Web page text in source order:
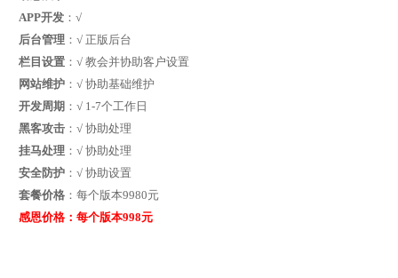
APP开发：√
后台管理：√ 正版后台
栏目设置：√ 教会并协助客户设置
网站维护：√ 协助基础维护
开发周期 ：√ 1-7个工作日
黑客攻击：√ 协助处理
挂马处理：√ 协助处理
安全防护：√ 协助设置
套餐价格：每个版本9980元
感恩价格：每个版本998元